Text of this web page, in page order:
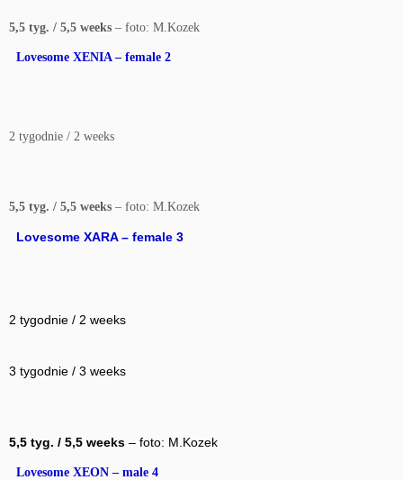
5,5 tyg. / 5,5 weeks – foto: M.Kozek
Lovesome XENIA – female 2
2 tygodnie / 2 weeks
5,5 tyg. / 5,5 weeks – foto: M.Kozek
Lovesome XARA – female 3
2 tygodnie / 2 weeks
3 tygodnie / 3 weeks
5,5 tyg. / 5,5 weeks – foto: M.Kozek
Lovesome XEON – male 4